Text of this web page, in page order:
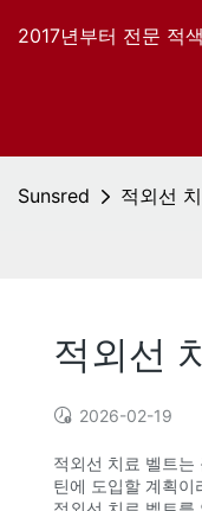
2017년부터 전문 적
Sunsred 적외선
적외선
2026-02-19
적외선 치료 벨트
틴에 도입할 계획